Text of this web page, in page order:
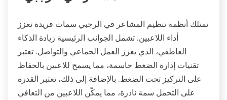
تمتلك أنظمة تنظيم المشاعر في الرجبي سمات فريدة تعزز
أداء اللاعبين. تشمل الجوانب الرئيسية زيادة الذكاء
العاطفي، الذي يعزز العمل الجماعي والتواصل. تعتبر
تقنيات إدارة الضغط حاسمة، مما يسمح للاعبين بالحفاظ
على التركيز تحت الضغط. بالإضافة إلى ذلك، تعتبر القدرة
على التحمل سمة نادرة، مما يمكّن اللاعبين من التعافي